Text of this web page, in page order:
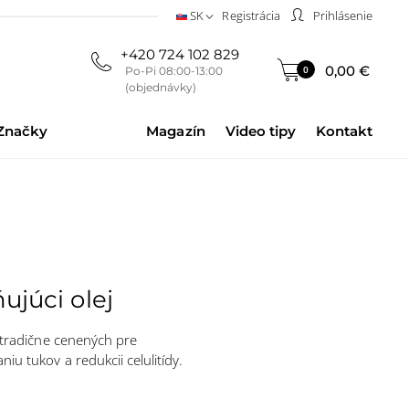
SK Registrácia Prihlásenie
+420 724 102 829
Po-Pi 08:00-13:00
(objednávky)
0 0,00 €
Magazín Video tipy Kontakt
olej
cenených pre
tukov a redukcii celulitídy.